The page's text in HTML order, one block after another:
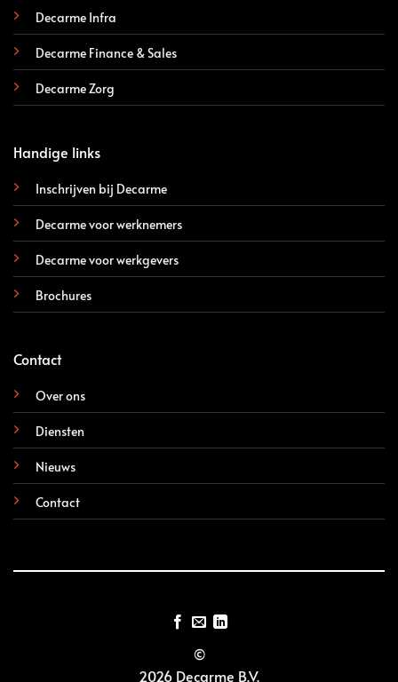
Decarme Infra
Decarme Finance & Sales
Decarme Zorg
Handige links
Inschrijven bij Decarme
Decarme voor werknemers
Decarme voor werkgevers
Brochures
Contact
Over ons
Diensten
Nieuws
Contact
©
2026 Decarme B.V.